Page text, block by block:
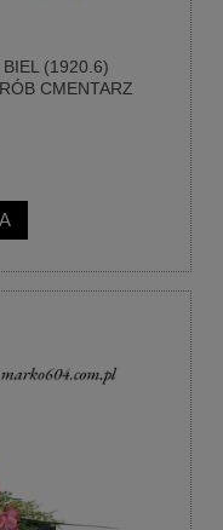
(1920.6)
CMENTARZ